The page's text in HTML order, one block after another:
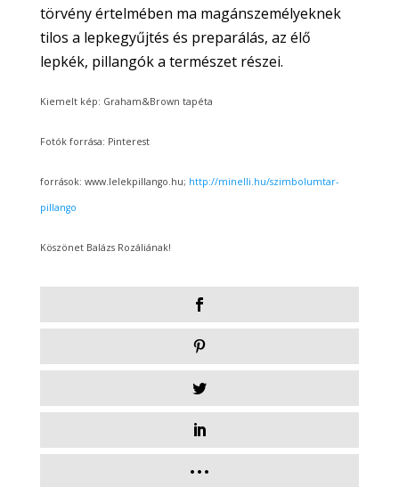
törvény értelmében ma magánszemélyeknek
tilos a lepkegyűjtés és preparálás, az élő
lepkék, pillangók a természet részei.
Kiemelt kép: Graham&Brown tapéta
Fotók forrása: Pinterest
források: www.lelekpillango.hu; http://minelli.hu/szimbolumtar-
pillango
Köszönet Balázs Rozáliának!